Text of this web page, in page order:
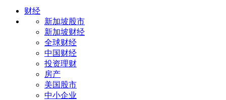
财经
新加坡股市
新加坡财经
全球财经
中国财经
投资理财
房产
美国股市
中小企业